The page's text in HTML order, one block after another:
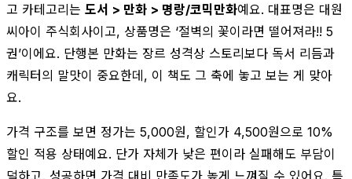
고 카테고리는 도서 > 만화 > 명랑/코믹만화예요. 대표명은 대원
씨아이 주식회사이고, 상품명은 ‘절벽의 꽃이라면 떨어져라!! 5
권’이에요. 단행본 만화는 장르 성격상 스토리보다 독서 리듬과
캐릭터의 말맛이 중요한데, 이 책도 그 축에 놓고 보는 게 맞아
요.
가격 구조를 보면 정가는 5,000원, 할인가 4,500원으로 10%
할인 적용 상태예요. 단가 자체가 낮은 편이라 실패해도 부담이
덜하고, 성공하면 가격 대비 만족도가 높게 느껴질 수 있어요. 특